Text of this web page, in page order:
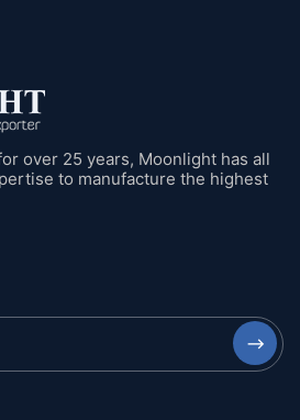
over 25 years, Moonlight has all
to manufacture the highest
⟶